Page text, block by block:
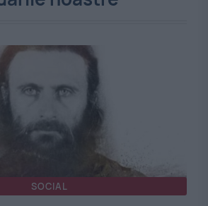
SOCIAL